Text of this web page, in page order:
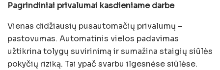
Pagrindiniai privalumai kasdieniame darbe
Vienas didžiausių pusautomačių privalumų –
pastovumas. Automatinis vielos padavimas
užtikrina tolygų suvirinimą ir sumažina staigių siūlės
pokyčių riziką. Tai ypač svarbu ilgesnėse siūlėse.